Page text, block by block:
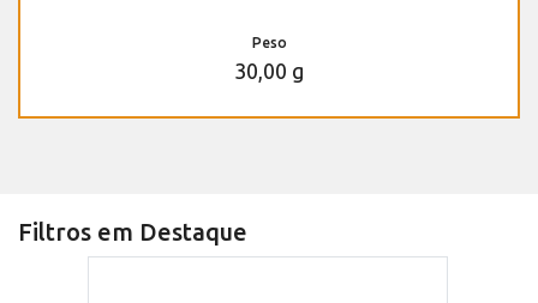
Peso
30,00 g
Filtros em Destaque